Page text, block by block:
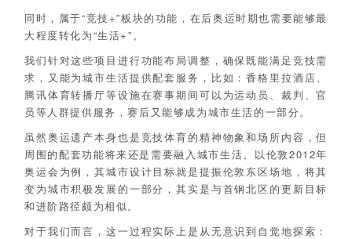
同时，属于“竞技+”板块的功能，在后奥运时期也需要能够最
大程度转化为“生活+”。
我们针对这些项目进行功能布局调整，确保既能满足竞技需
求，又能为城市生活提供配套服务，比如：香格里拉酒店、
腾讯体育转播厅等设施在赛事期间可以为运动员、裁判、官
员等人群提供服务，赛后又能够成为城市生活的一部分。
虽然奥运遗产本身也是竞技体育的精神物象和场所内容，但
周围的配套功能将来还是需要融入城市生活。以伦敦2012年
奥运会为例，其城市设计目标就是提振伦敦东区场地，将其
变为城市积极发展的一部分，其实是与首钢北区的更新目标
和进阶路径颇为相似。
对于我们而言，这一过程实际上是从无意识到自觉地探索：